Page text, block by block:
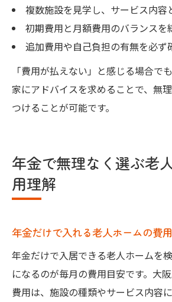
複数施設を見学し、サービス内容
初期費用と月額費用のバランスを
追加費用や自己負担の有無を必ず
「費用が払えない」と感じる場合で
家にアドバイスを求めることで、無
つけることが可能です。
年金で無理なく選ぶ老
用理解
年金だけで入れる老人ホームの費
年金だけで入居できる老人ホームを
になるのが毎月の費用目安です。大
費用は、施設の種類やサービス内容